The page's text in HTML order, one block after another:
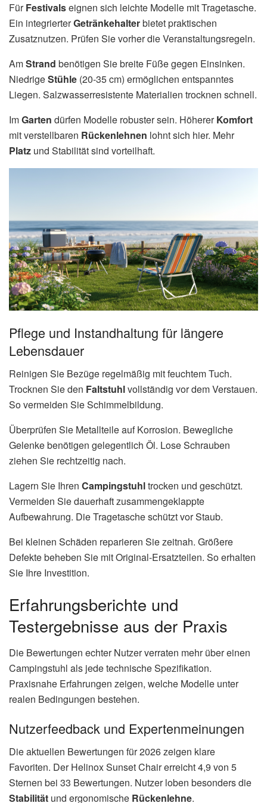
FürFestivalseignen sich leichte Modelle mit Tragetasche.
Ein integrierterGetränkehalterbietet praktischen
Zusatznutzen. Prüfen Sie vorher die Veranstaltungsregeln.
AmStrand benötigen Sie breite Füße gegen Einsinken.
NiedrigeStühle (20-35 cm) ermöglichen entspanntes
Liegen. Salzwasserresistente Materialien trocknen schnell.
ImGarten dürfen Modelle robuster sein. HöhererKomfort
mit verstellbaren Rückenlehnen lohnt sich hier. Mehr
Platz und Stabilität sind vorteilhaft.
Pflege und Instandhaltung für längere
Lebensdauer
Reinigen Sie Bezüge regelmäßig mit feuchtem Tuch.
Trocknen Sie den Faltstuhlvollständig vor dem Verstauen.
So vermeiden Sie Schimmelbildung.
Überprüfen Sie Metallteile auf Korrosion. Bewegliche
Gelenke benötigen gelegentlich Öl. Lose Schrauben
ziehen Sie rechtzeitig nach.
Lagern Sie Ihren Campingstuhltrocken und geschützt.
Vermeiden Sie dauerhaft zusammengeklappte
Aufbewahrung. Die Tragetasche schützt vor Staub.
Bei kleinen Schäden reparieren Sie zeitnah. Größere
Defekte beheben Sie mit Original-Ersatzteilen. So erhalten
Sie Ihre Investition.
Erfahrungsberichte und
Testergebnisse aus der Praxis
Die Bewertungen echter Nutzer verraten mehr über einen
Campingstuhl als jede technische Spezifikation.
Praxisnahe Erfahrungen zeigen, welche Modelle unter
realen Bedingungen bestehen.
Nutzerfeedback und Expertenmeinungen
Die aktuellen Bewertungen für 2026 zeigen klare
Favoriten. Der Helinox Sunset Chair erreicht 4,9 von 5
Sternen bei 33 Bewertungen. Nutzer loben besonders die
Stabilität und ergonomische Rückenlehne.